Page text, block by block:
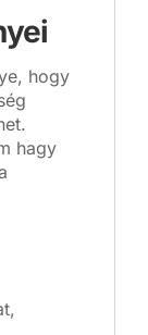
hogy
hagy